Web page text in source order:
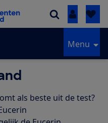
Inloggen
Menu
als beste uit de test?